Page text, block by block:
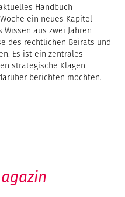
Handbuch
ein neues Kapitel
aus zwei Jahren
des rechtlichen Beirats und
Es ist ein zentrales
strategische Klagen
berichten möchten.